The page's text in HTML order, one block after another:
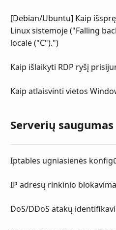
[Debian/Ubuntu] Kaip
Linux sistemoje ("Falling
locale ("C").")
Kaip išlaikyti RDP ryšį
Kaip atlaisvinti vietos
Serverių saugumas
Iptables ugniasienės
IP adresų rinkinio
DoS/DDoS atakų